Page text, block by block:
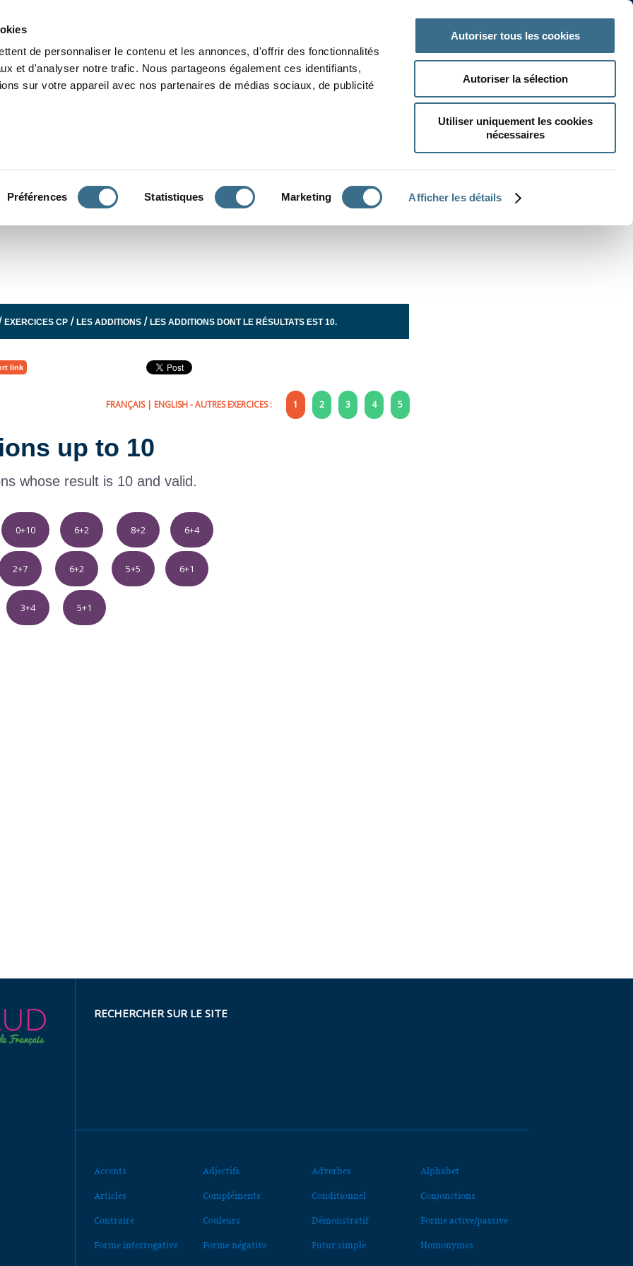
de personnaliser le contenu et les annonces, d'offrir des fonctionnalités
et d'analyser notre trafic. Nous partageons également ces identifiants,
sur votre appareil avec nos partenaires de médias sociaux, de publicité
Préférences Statistiques Marketing Afficher les détails
Autoriser tous les cookies
Autoriser la sélection
Utiliser uniquement les cookies
nécessaires
EXERCICES CP /LES ADDITIONS /LES ADDITIONS DONT LE RÉSULTATS EST 10.
link
FRANÇAIS| ENGLISH- AUTRES EXERCICES : 1 2 3 4 5
up to 10
whose result is 10 and valid.
0+10 6+2 8+2 6+4
2+7 6+2 5+5 6+1
3+4 5+1
RECHERCHER SUR LE SITE
Accents Adjectifs Adverbes Alphabet
Articles Compléments Conditionnel Conjonctions
Contraire Couleurs Démonstratif Forme active/passive
Forme interrogative Forme négative Futur simple Homonymes